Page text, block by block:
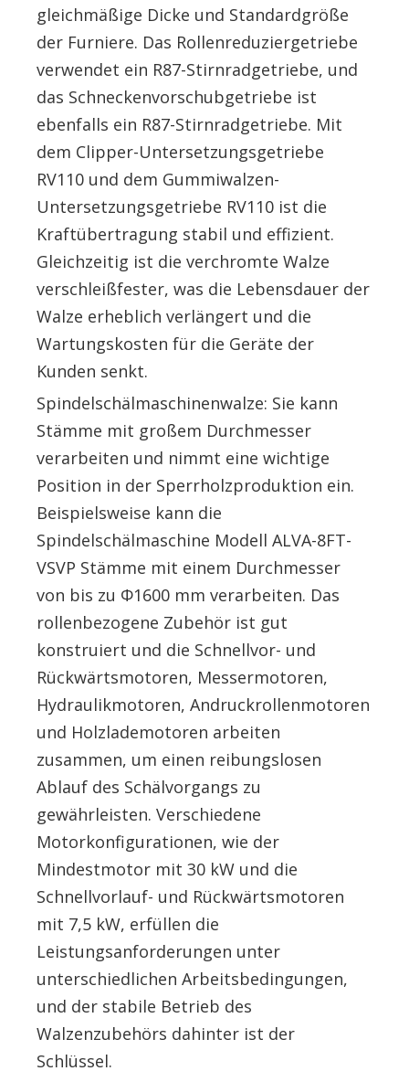
gleichmäßige Dicke und Standardgröße
der Furniere. Das Rollenreduziergetriebe
verwendet ein R87-Stirnradgetriebe, und
das Schneckenvorschubgetriebe ist
ebenfalls ein R87-Stirnradgetriebe. Mit
dem Clipper-Untersetzungsgetriebe
RV110 und dem Gummiwalzen-
Untersetzungsgetriebe RV110 ist die
Kraftübertragung stabil und effizient.
Gleichzeitig ist die verchromte Walze
verschleißfester, was die Lebensdauer der
Walze erheblich verlängert und die
Wartungskosten für die Geräte der
Kunden senkt.
Spindelschälmaschinenwalze: Sie kann
Stämme mit großem Durchmesser
verarbeiten und nimmt eine wichtige
Position in der Sperrholzproduktion ein.
Beispielsweise kann die
Spindelschälmaschine Modell ALVA-8FT-
VSVP Stämme mit einem Durchmesser
von bis zu Φ1600 mm verarbeiten. Das
rollenbezogene Zubehör ist gut
konstruiert und die Schnellvor- und
Rückwärtsmotoren, Messermotoren,
Hydraulikmotoren, Andruckrollenmotoren
und Holzlademotoren arbeiten
zusammen, um einen reibungslosen
Ablauf des Schälvorgangs zu
gewährleisten. Verschiedene
Motorkonfigurationen, wie der
Mindestmotor mit 30 kW und die
Schnellvorlauf- und Rückwärtsmotoren
mit 7,5 kW, erfüllen die
Leistungsanforderungen unter
unterschiedlichen Arbeitsbedingungen,
und der stabile Betrieb des
Walzenzubehörs dahinter ist der
Schlüssel.